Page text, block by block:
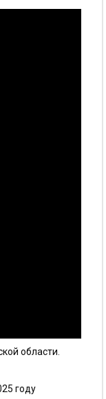
области.
году